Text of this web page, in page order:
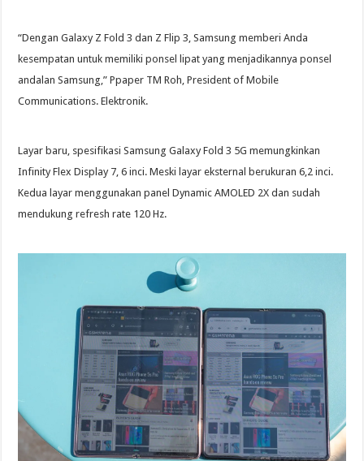
“Dengan Galaxy Z Fold 3 dan Z Flip 3, Samsung memberi Anda
kesempatan untuk memiliki ponsel lipat yang menjadikannya ponsel
andalan Samsung,” Ppaper TM Roh, President of Mobile
Communications. Elektronik.
Layar baru, spesifikasi Samsung Galaxy Fold 3 5G memungkinkan
Infinity Flex Display 7, 6 inci. Meski layar eksternal berukuran 6,2 inci.
Kedua layar menggunakan panel Dynamic AMOLED 2X dan sudah
mendukung refresh rate 120 Hz.